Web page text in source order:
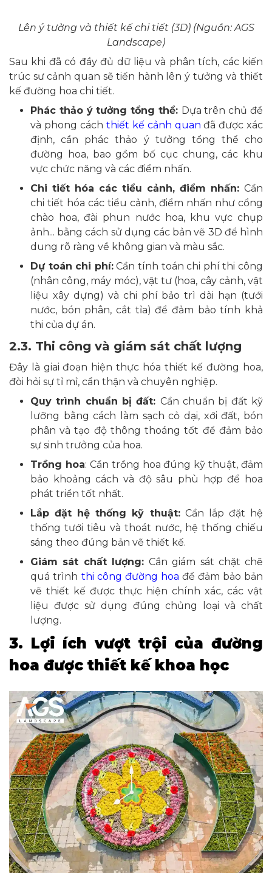
Lên ý tưởng và thiết kế chi tiết (3D) (Nguồn: AGS
Landscape)
Sau khi đã có đầy đủ dữ liệu và phân tích, các kiến
trúc sư cảnh quan sẽ tiến hành lên ý tưởng và thiết
kế đường hoa chi tiết.
Phác thảo ý tưởng tổng thể: Dựa trên chủ đề
và phong cách thiết kế cảnh quan đã được xác
định, cần phác thảo ý tưởng tổng thể cho
đường hoa, bao gồm bố cục chung, các khu
vực chức năng và các điểm nhấn.
Chi tiết hóa các tiểu cảnh, điểm nhấn: Cần
chi tiết hóa các tiểu cảnh, điểm nhấn như cổng
chào hoa, đài phun nước hoa, khu vực chụp
ảnh... bằng cách sử dụng các bản vẽ 3D để hình
dung rõ ràng về không gian và màu sắc.
Dự toán chi phí:Cần tính toán chi phí thi công
(nhân công, máy móc), vật tư (hoa, cây cảnh, vật
liệu xây dựng) và chi phí bảo trì dài hạn (tưới
nước, bón phân, cắt tỉa) để đảm bảo tính khả
thi của dự án.
2.3. Thi công và giám sát chất lượng
Đây là giai đoạn hiện thực hóa thiết kế đường hoa,
đòi hỏi sự tỉ mỉ, cẩn thận và chuyên nghiệp.
Quy trình chuẩn bị đất: Cần chuẩn bị đất kỹ
lưỡng bằng cách làm sạch cỏ dại, xới đất, bón
phân và tạo độ thông thoáng tốt để đảm bảo
sự sinh trưởng của hoa.
Trồng hoa: Cần trồng hoa đúng kỹ thuật, đảm
bảo khoảng cách và độ sâu phù hợp để hoa
phát triển tốt nhất.
Lắp đặt hệ thống kỹ thuật:Cần lắp đặt hệ
thống tưới tiêu và thoát nước, hệ thống chiếu
sáng theo đúng bản vẽ thiết kế.
Giám sát chất lượng: Cần giám sát chặt chẽ
quá trình thi công đường hoa để đảm bảo bản
vẽ thiết kế được thực hiện chính xác, các vật
liệu được sử dụng đúng chủng loại và chất
lượng.
3. Lợi ích vượt trội của đường
hoa được thiết kế khoa học